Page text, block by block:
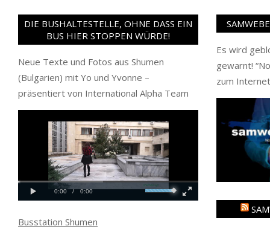
DIE BUSHALTESTELLE, OHNE DASS EIN
BUS HIER STOPPEN WÜRDE!
Neue Texte und Fotos aus Shumen
(Bulgarien) mit Yo und Yvonne –
präsentiert von International Alpha Team
Busstation Shumen
Es wird
gewarnt! “
zum